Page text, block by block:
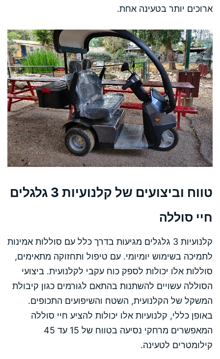
ארוכים יותר בטעינה אחת.
טווח וביצועים של קלנועיות 3 גלגלים
חיי סוללה
קלנועיות 3 גלגלים מגיעות בדרך כלל עם סוללות אמינות
לתמיכה בשימוש יומיומי. עם טיפול ותחזוקה מתאימים,
סוללות אלו יכולות לספק כוח עקבי לקלנועית. ביצועי
הסוללה עשויים להשתנות בהתאם לגורמים כגון קיבולת
המשקל של הקלנועית, השטח והשיפועים התכופים.
באופן כללי, קלנועיות אלו יכולות להציע חיי סוללה
המאפשרים מרחקי נסיעה בטווח של 15 עד 45
קילומטרים לטעינה.